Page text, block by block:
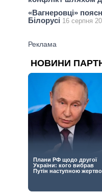
«Вагнеровці»
Білорусі 16 серпня